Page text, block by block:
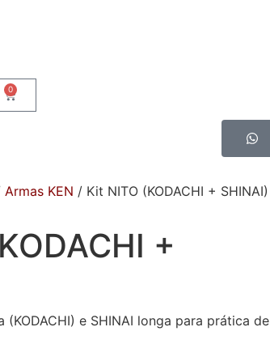
0
Armas KEN / Kit NITO (KODACHI + SHINAI)
+
(KODACHI) e SHINAI longa para prática de